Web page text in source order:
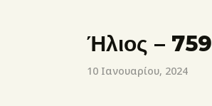
Ήλιος – 759
10 Ιανουαρίου, 2024